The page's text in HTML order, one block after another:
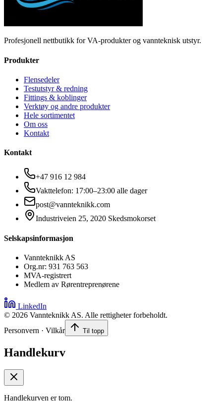
Profesjonell nettbutikk for VA-produkter og vannteknisk utstyr.
Produkter
Flensedeler
Testutstyr & redning
Fittings & koblinger
Verktøy og andre produkter
Hele sortimentet
Om oss
Kontakt
Kontakt
+47 916 12 984
Vakttelefon: 17:00–23:00 alle dager
post@vannteknikk.com
Industriveien 25, 2020 Skedsmokorset
Selskapsinformasjon
Vannteknikk AS
Org.nr: 931 763 563
MVA-registrert
Medlem av Rørentreprenørene
LinkedIn
© 2026 Vannteknikk AS. Alle rettigheter forbeholdt.
Personvern · Vilkår
Til topp
Handlekurv
Handlekurven er tom.